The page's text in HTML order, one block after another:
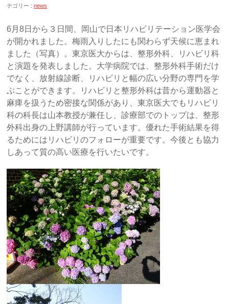
テゴリー :news
6月8日から３日間、岡山で日本リハビリテーション医学会
が開かれました。梅雨入りしたにも関わらず天候に恵まれ
ました（写真）。東京医大からは、整形外科、リハビリ科
と演題を発表しました。大学病院では、整形外科手術だけ
でなく、放射線診断、リハビリと幅の広い分野の専門を学
ぶことができます。リハビリと整形外科は昔から運動器と
麻痺を扱うため密接な関係があり、東京医大でもリハビリ
科の科長は山本教授が兼任し、診療部でのトップは、整形
外科出身の上野講師が行っています。優れた手術結果を得
るためにはリハビリのフォローが重要です。今後とも協力
しあって質の高い医療を行いたいです。